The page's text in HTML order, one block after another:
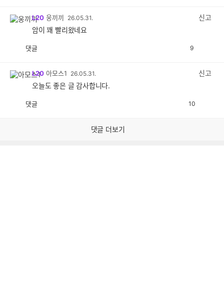
L20 웅끼끼 26.05.31.
신고
암이 꽤 빨리왔네요
댓글 9
L20 아모스1 26.05.31.
신고
오늘도 좋은 글 감사합니다.
댓글 10
댓글 더보기